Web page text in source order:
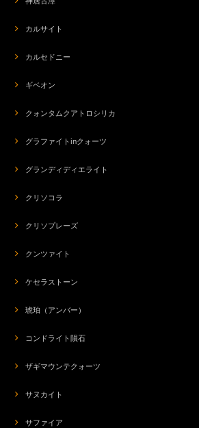
カルサイト
カルセドニー
ギベオン
クォンタムクアトロシリカ
グラファイトinクォーツ
グランディディエライト
クリソコラ
クリソプレーズ
クンツァイト
ケセラストーン
琥珀（アンバー）
コンドライト隕石
ザギマウンテクォーツ
サヌカイト
サファイア